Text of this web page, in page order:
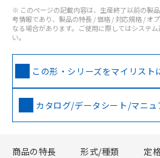
※ このページの記載内容は、生産終了以前の製
考情報であり、製品の特長 / 価格 / 対応規格 / オ
なる場合があります。ご使用に際してはシステ
い。
この形・シリーズをマイリスト
カタログ/データシート/マニュ
商品の特長 形式/種類 定